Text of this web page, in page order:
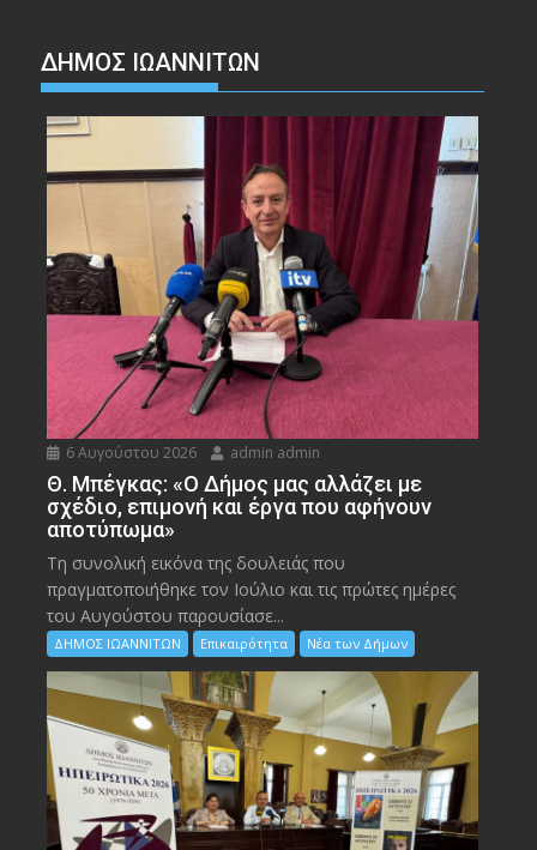
ΔΗΜΟΣ ΙΩΑΝΝΙΤΩΝ
6 Αυγούστου 2026 admin admin
Θ. Μπέγκας: «Ο Δήμος μας αλλάζει με
σχέδιο, επιμονή και έργα που αφήνουν
αποτύπωμα»
Τη συνολική εικόνα της δουλειάς που
πραγματοποιήθηκε τον Ιούλιο και τις πρώτες ημέρες
του Αυγούστου παρουσίασε...
ΔΗΜΟΣ ΙΩΑΝΝΙΤΩΝ Επικαιρότητα Νέα των Δήμων